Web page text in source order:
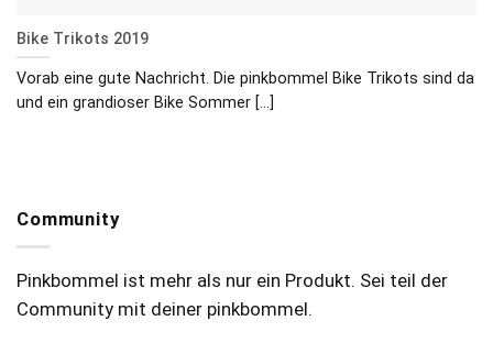
Bike Trikots 2019
Vorab eine gute Nachricht. Die pinkbommel Bike Trikots sind da
und ein grandioser Bike Sommer [...]
Community
Pinkbommel ist mehr als nur ein Produkt. Sei teil der
Community mit deiner pinkbommel.